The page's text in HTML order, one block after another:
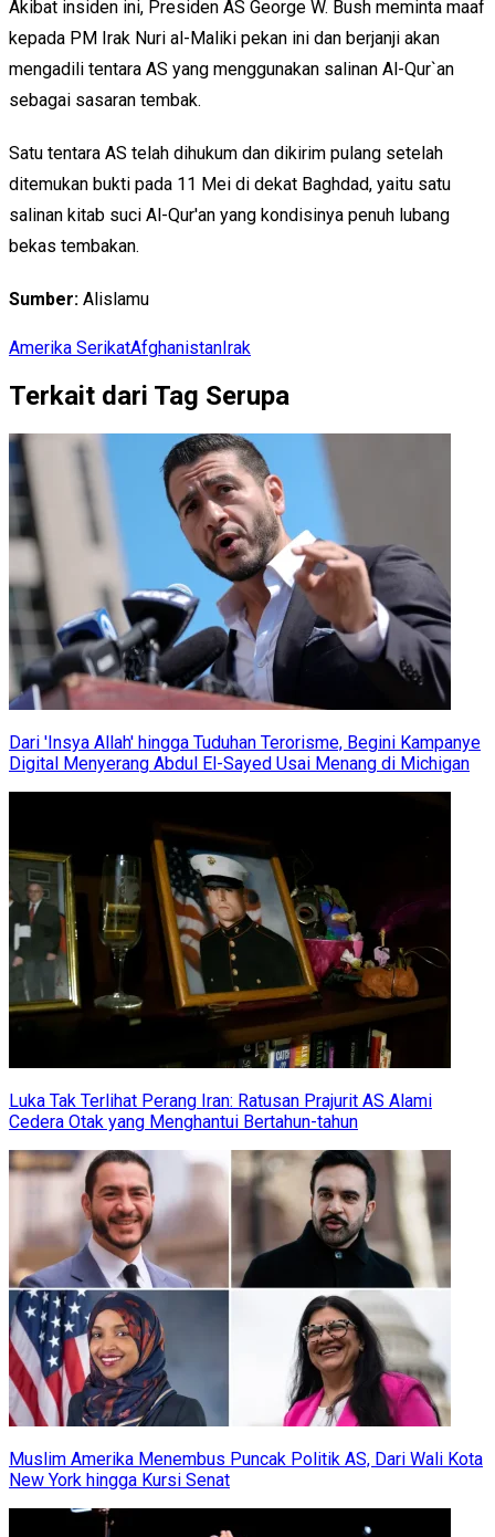
Akibat insiden ini, Presiden AS George W. Bush meminta maaf
kepada PM Irak Nuri al-Maliki pekan ini dan berjanji akan
mengadili tentara AS yang menggunakan salinan Al-Qur`an
sebagai sasaran tembak.
Satu tentara AS telah dihukum dan dikirim pulang setelah
ditemukan bukti pada 11 Mei di dekat Baghdad, yaitu satu
salinan kitab suci Al-Qur'an yang kondisinya penuh lubang
bekas tembakan.
Sumber: Alislamu
Amerika SerikatAfghanistanIrak
Terkait dari Tag Serupa
Dari 'Insya Allah' hingga Tuduhan Terorisme, Begini Kampanye
Digital Menyerang Abdul El-Sayed Usai Menang di Michigan
Luka Tak Terlihat Perang Iran: Ratusan Prajurit AS Alami
Cedera Otak yang Menghantui Bertahun-tahun
Muslim Amerika Menembus Puncak Politik AS, Dari Wali Kota
New York hingga Kursi Senat